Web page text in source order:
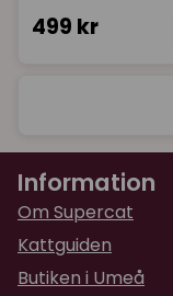
499 kr
Information
Om Supercat
Kattguiden
Butiken i Umeå